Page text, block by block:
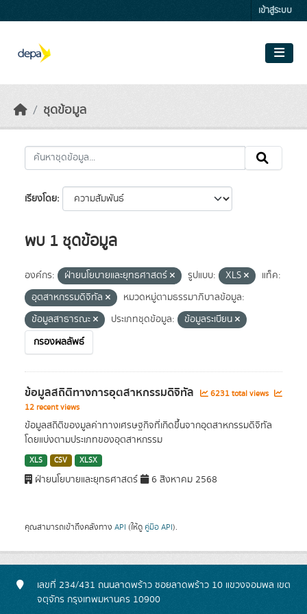
เข้าสู่ระบบ
ชุดข้อมูล
เรียงโดย
พบ 1 ชุดข้อมูล
องค์กร: ฝ่ายนโยบายและยุทธศาสตร์ รูปแบบ: XLS
แท็ค:
อุตสาหกรรมดิจิทัล
หมวดหมู่ตามธรรมาภิบาลข้อมูล:
ข้อมูลสาธารณะ
ประเภทชุดข้อมูล:
ข้อมูลระเบียน
กรองผลลัพธ์
ข้อมูลสถิติทางการอุตสาหกรรมดิจิทัล
6231 total views
12 recent views
ข้อมูลสถิติของมูลค่าทางเศรษฐกิจที่เกิดขึ้นจากอุตสาหกรรมดิจิทัล
โดยแบ่งตามประเภทของอุตสาหกรรม
XLS CSV XLSX
ฝ่ายนโยบายและยุทธศาสตร์ 6 สิงหาคม 2568
คุณสามารถเข้าถึงคลังทาง API (ให้ดู คู่มือ API).
เลขที่ 234/431 ถนนลาดพร้าว ซอยลาดพร้าว 10 แขวงจอมพล เขต
จตุจักร กรุงเทพมหานคร 10900